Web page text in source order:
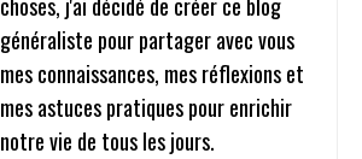
généraliste pour partager avec vous
mes connaissances, mes réflexions et
mes astuces pratiques pour enrichir
notre vie de tous les jours.